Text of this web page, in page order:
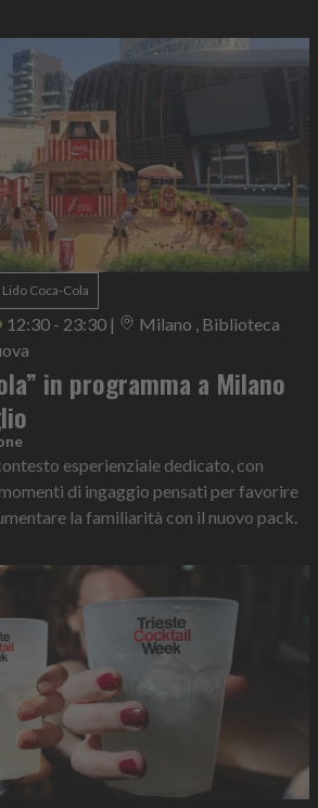
Lido Coca-Cola
12:30 - 23:30 |
Milano , Biblioteca
in programma a Milano
esperienziale dedicato, con
di ingaggio pensati per favorire
la familiarità con il nuovo pack.